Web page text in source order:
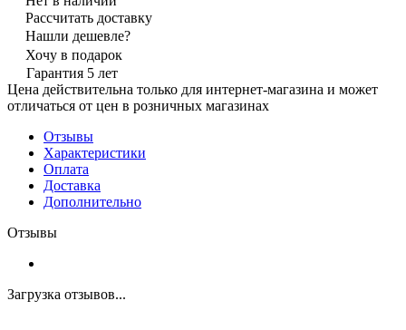
Рассчитать доставку
Нашли дешевле?
Хочу в подарок
Гарантия 5 лет
Цена действительна только для интернет-магазина и может
отличаться от цен в розничных магазинах
Отзывы
Характеристики
Оплата
Доставка
Дополнительно
Отзывы
Загрузка отзывов...